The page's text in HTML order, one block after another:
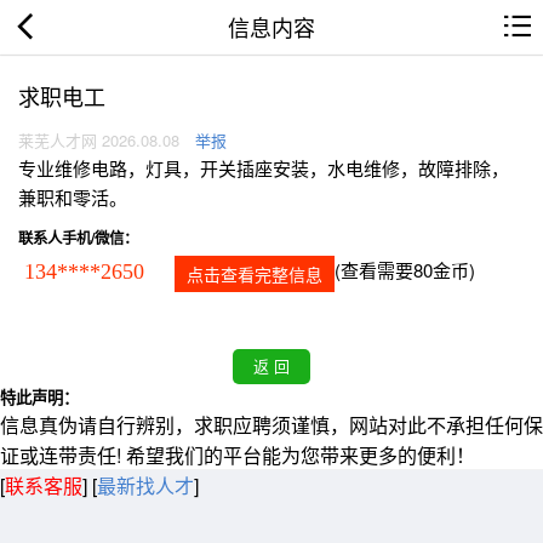
信息内容
求职电工
莱芜人才网 2026.08.08 举报
专业维修电路，灯具，开关插座安装，水电维修，故障排除，
兼职和零活。
联系人手机/微信：
134****2650 点击查看完整信息 (查看需要80金币)
特此声明：
信息真伪请自行辨别，求职应聘须谨慎，网站对此不承担任何保
证或连带责任! 希望我们的平台能为您带来更多的便利！
[联系客服] [最新找人才]